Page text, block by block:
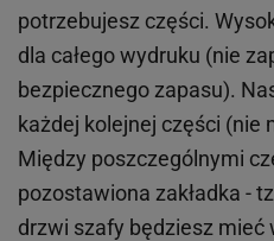
potrzebujesz części.
dla całego wydruku (nie
bezpiecznego zapasu).
każdej kolejnej części (nie
Między poszczególnymi
pozostawiona zakładka -
drzwi szafy będziesz mieć